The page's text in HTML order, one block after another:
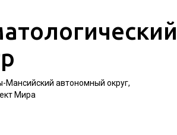
Мансийский автономный округ,
Мира